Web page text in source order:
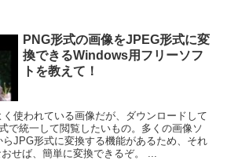
PNG形式の画像をJPEG形式に変
換できるWindows用フリーソフ
トを教えて！
使われている画像だが、ダウンロードして
で統一して閲覧したいもの。多くの画像ソ
JPG形式に変換する機能があるため、それ
せば、簡単に変換できるぞ。 ...